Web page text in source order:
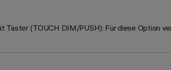
Taster (TOUCH DIM/PUSH): Für diese Option